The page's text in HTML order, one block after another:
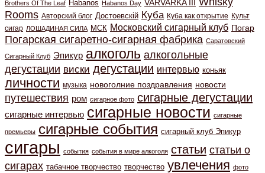
Brothers Of The Leaf Habanos Habanos Day VARVARKA III
Rooms Авторский блог Достоевскiй Куба Куба как открытие Культ
сигар ЛОШАДИНАЯ СИЛА МСК Московский сигарный клуб Погар
Погарская сигаретно-сигарная фабрика Саратовский
Сигарный Клуб Эпикур алкоголь алкогольные
дегустации виски дегустации интервью коньяк
личности музыка новоголние поздравления новости
путешествия ром сигарное фото сигарные дегустации
сигарные интервью сигарные новости сигарные
премьеры сигарные события сигарный клуб Эпикур
сигары события события в мире алкоголя статьи статьи о
сигарах табачное творчество творчество увлечения фото